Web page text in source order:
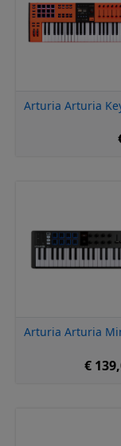
Arturia Arturia
Arturia Arturia
€